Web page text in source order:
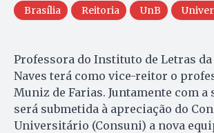
Brasília Reitoria UnB
Professora do Instituto de Letras da
Naves terá como vice-reitor o
Muniz de Farias. Juntamente com a
será submetida à apreciação do
Universitário (Consuni) a nova